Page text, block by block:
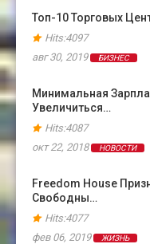
Топ-10 Торговых
Hits:4097
авг 30, 2019
БИЗНЕС
Минимальная
Увеличиться…
Hits:4087
окт 22, 2018
НОВОСТИ
Freedom House
Свободны…
Hits:4077
фев 06, 2019
ЖИЗНЬ